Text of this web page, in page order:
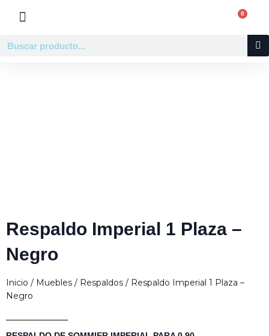
0
Buscar
Respaldo Imperial 1 Plaza –
Negro
Inicio / Muebles / Respaldos / Respaldo Imperial 1 Plaza –
Negro